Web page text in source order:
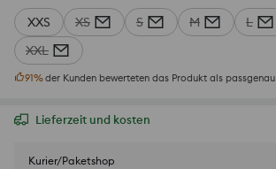
XXS XS S M L
XXL
91%der Kunden bewerteten das Produkt als passgenau
Lieferzeit und kosten
Kurier/Paketshop